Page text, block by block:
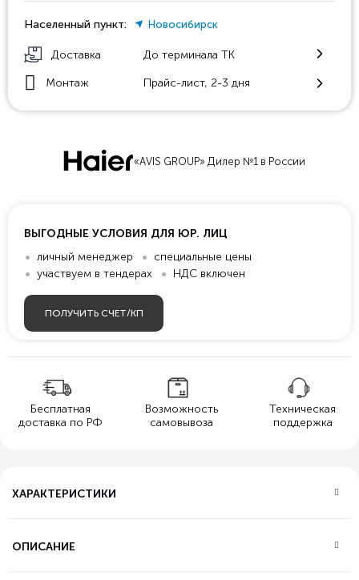
Населенный пункт: Новосибирск
Доставка До терминала ТК
Монтаж Прайс-лист, 2-3 дня
«AVIS GROUP» Дилер №1 в России
ВЫГОДНЫЕ УСЛОВИЯ ДЛЯ ЮР. ЛИЦ
личный менеджер
специальные цены
участвуем в тендерах
НДС включен
ПОЛУЧИТЬ СЧЕТ/КП
Бесплатная
доставка по РФ
Возможность
самовывоза
Техническая
поддержка
ХАРАКТЕРИСТИКИ
ОПИСАНИЕ